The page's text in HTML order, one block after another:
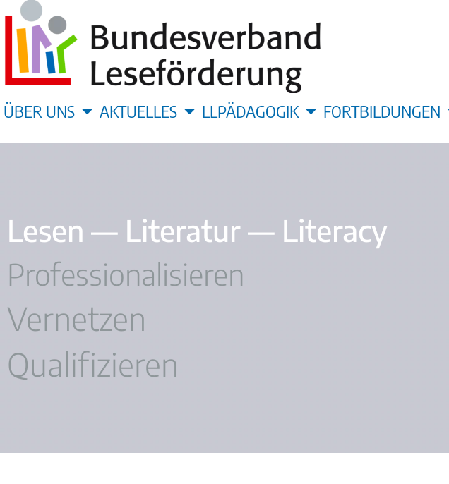
ÜBER UNS AKTUELLES LLPÄDAGOGIK FORTBILDUNGEN
Lesen — Literatur — Literacy
Professionalisieren
Vernetzen
Qualifizieren